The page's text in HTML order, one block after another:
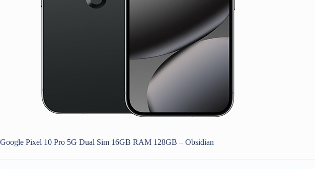
Google Pixel 10 Pro 5G Dual Sim 16GB RAM 128GB – Obsidian